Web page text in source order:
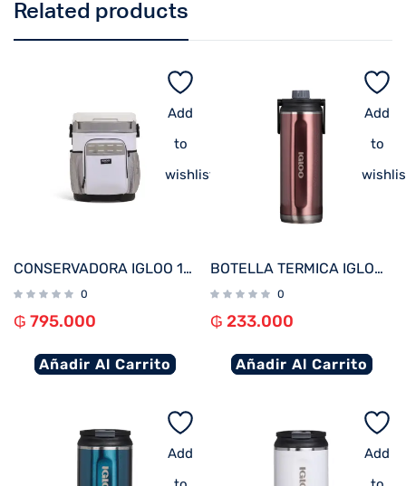
Related products
Add
to
wishlist
CONSERVADORA IGLOO 19 LITROS BUCKET BLANCO 63551 CON PORTACAÑAS DE PESCAR
0
₲ 795.000
Añadir Al Carrito
Add
to
BOTELLA TERMICA IGLOO 1.4L ROSA C/MANIJA 71098
0
₲ 233.000
Añadir Al Carrito
Add
Add